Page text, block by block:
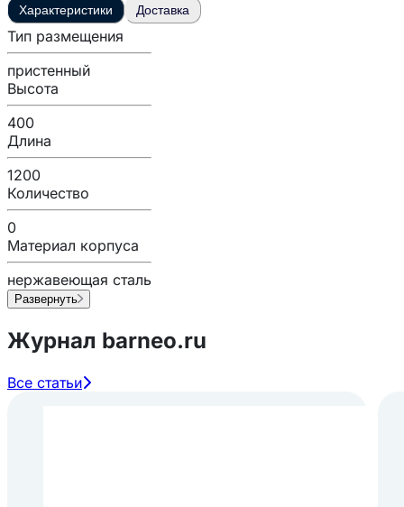
Характеристики Доставка
Тип размещения
пристенный
Высота
400
Длина
1200
Количество
0
Материал корпуса
нержавеющая сталь
Развернуть
Журнал barneo.ru
Все статьи